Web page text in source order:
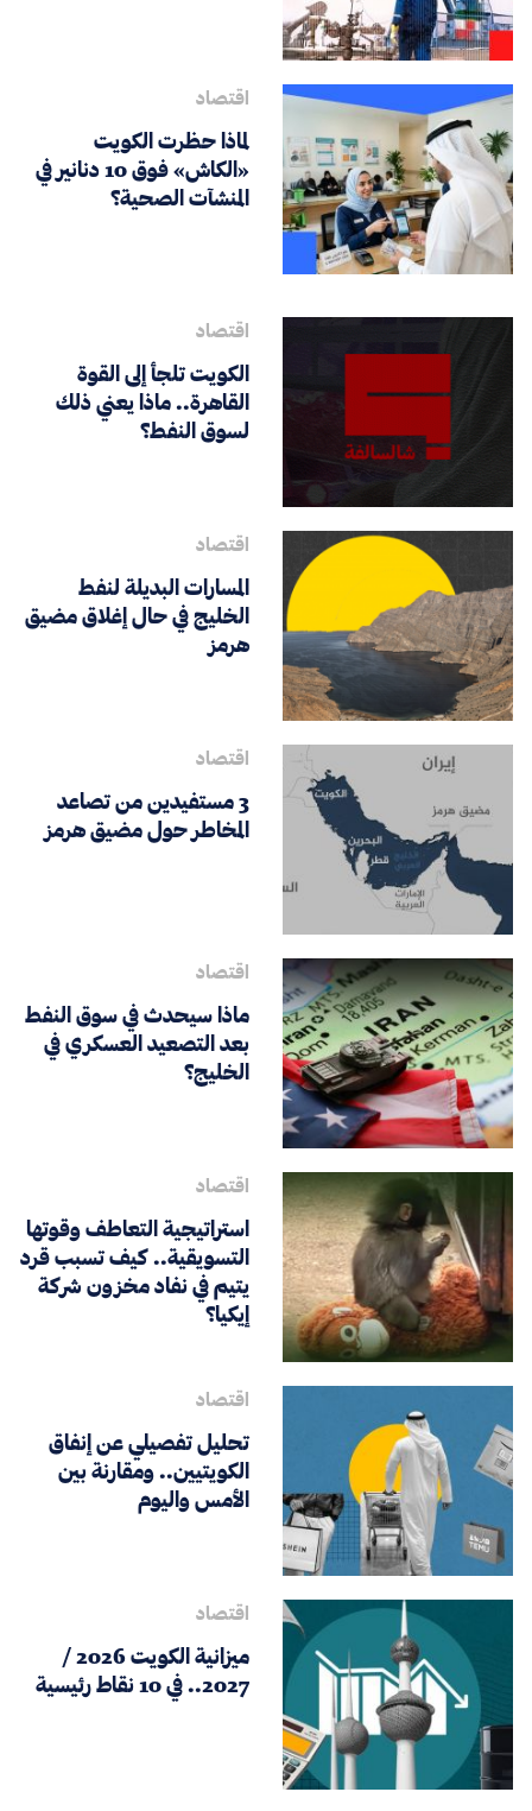
اقتصاد
لماذا حظرت الكويت
«الكاش» فوق 10 دنانير في
المنشآت الصحية؟
اقتصاد
الكويت تلجأ إلى القوة
القاهرة.. ماذا يعني ذلك
لسوق النفط؟
اقتصاد
المسارات البديلة لنفط
الخليج في حال إغلاق مضيق
هرمز
اقتصاد
3 مستفيدين من تصاعد
المخاطر حول مضيق هرمز
اقتصاد
ماذا سيحدث في سوق النفط
بعد التصعيد العسكري في
الخليج؟
اقتصاد
استراتيجية التعاطف وقوتها
التسويقية.. كيف تسبب قرد
يتيم في نفاد مخزون شركة
إيكيا؟
اقتصاد
تحليل تفصيلي عن إنفاق
الكويتيين.. ومقارنة بين
الأمس واليوم
اقتصاد
ميزانية الكويت 2026 /
2027.. في 10 نقاط رئيسية